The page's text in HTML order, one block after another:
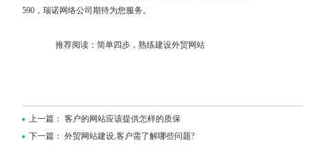
590，瑞诺网络公司期待为您服务。
推荐阅读：简单四步，熟练建设外贸网站
上一篇：客户的网站应该提供怎样的质保
下一篇：外贸网站建设,客户需了解哪些问题?